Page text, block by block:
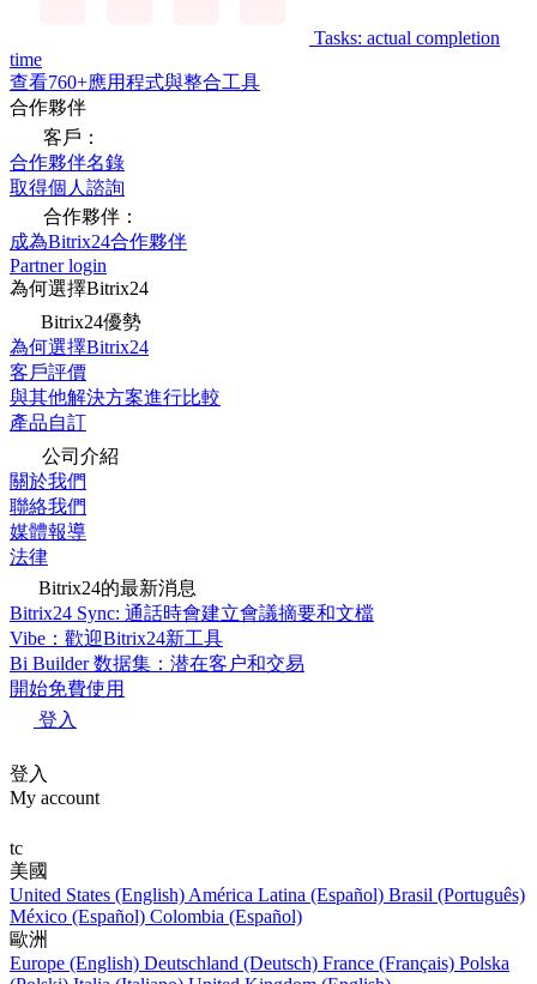
Tasks: actual completion
time
查看760+應用程式與整合工具
合作夥伴
客戶：
合作夥伴名錄
取得個人諮詢
合作夥伴：
成為Bitrix24合作夥伴
Partner login
為何選擇Bitrix24
Bitrix24優勢
為何選擇Bitrix24
客戶評價
與其他解決方案進行比較
產品自訂
公司介紹
關於我們
聯絡我們
媒體報導
法律
Bitrix24的最新消息
Bitrix24 Sync: 通話時會建立會議摘要和文檔
Vibe：歡迎Bitrix24新工具
Bi Builder 数据集：潜在客户和交易
開始免費使用
登入
登入
My account
tc
美國
United States (English) América Latina (Español) Brasil (Português)
México (Español) Colombia (Español)
歐洲
Europe (English) Deutschland (Deutsch) France (Français) Polska